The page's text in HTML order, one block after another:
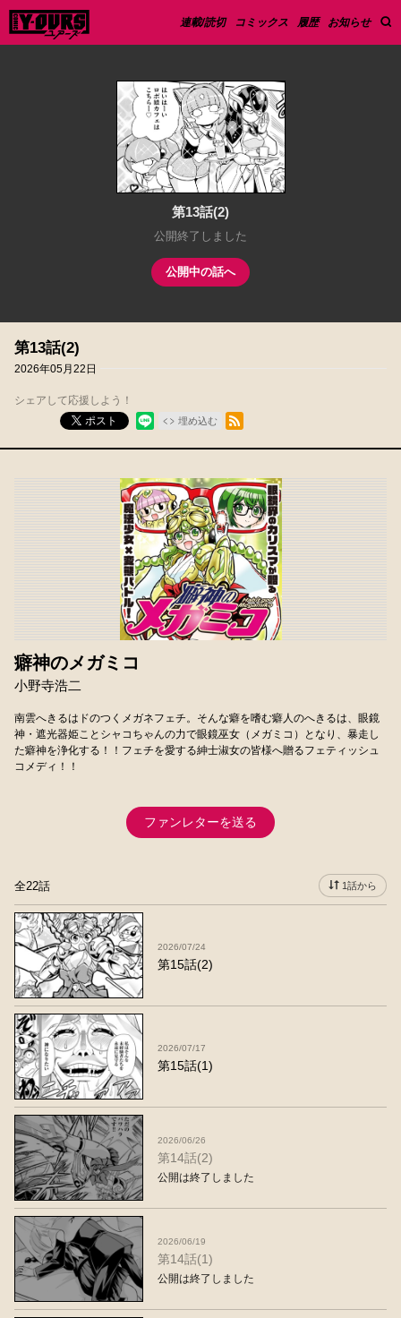
連載/読切 コミックス 履歴 お知らせ
第13話(2)
公開終了しました
公開中の話へ
第13話(2)
2026年05月22日
シェアして応援しよう！
ポスト
埋め込む
RSSフィード
癖神のメガミコ
小野寺浩二
南雲へきるはドのつくメガネフェチ。そんな癖を嗜む癖人のへきるは、眼鏡
神・遮光器姫ことシャコちゃんの力で眼鏡巫女（メガミコ）となり、暴走し
た癖神を浄化する！！フェチを愛する紳士淑女の皆様へ贈るフェティッシュ
コメディ！！
ファンレターを送る
全22話 1話から
2026/07/24
第15話(2)
2026/07/17
第15話(1)
2026/06/26
第14話(2)
公開は終了しました
2026/06/19
第14話(1)
公開は終了しました